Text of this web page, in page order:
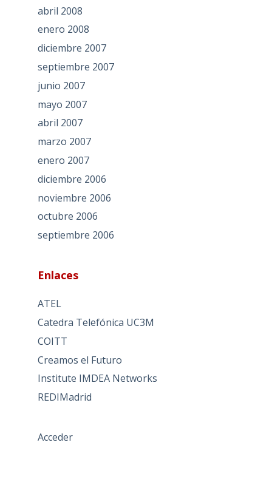
abril 2008
enero 2008
diciembre 2007
septiembre 2007
junio 2007
mayo 2007
abril 2007
marzo 2007
enero 2007
diciembre 2006
noviembre 2006
octubre 2006
septiembre 2006
Enlaces
ATEL
Catedra Telefónica UC3M
COITT
Creamos el Futuro
Institute IMDEA Networks
REDIMadrid
Acceder